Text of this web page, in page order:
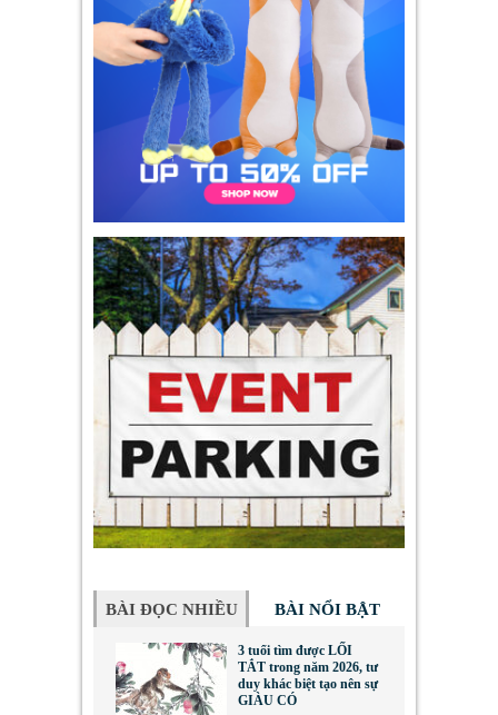
BÀI ĐỌC NHIỀU BÀI NỔI BẬT
3 tuổi tìm được LỐI
TẮT trong năm 2026, tư
duy khác biệt tạo nên sự
GIÀU CÓ